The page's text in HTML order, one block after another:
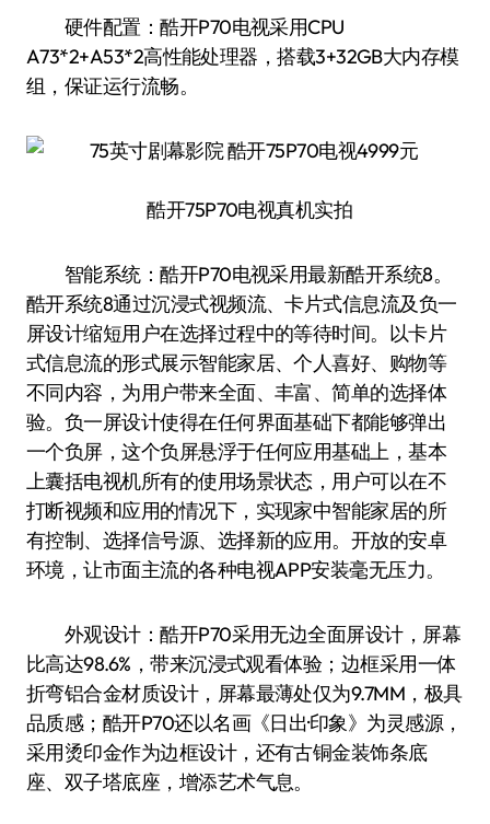
硬件配置：酷开P70电视采用CPU
A73*2+A53*2高性能处理器，搭载3+32GB大内存模
组，保证运行流畅。
酷开75P70电视真机实拍
智能系统：酷开P70电视采用最新酷开系统8。
酷开系统8通过沉浸式视频流、卡片式信息流及负一
屏设计缩短用户在选择过程中的等待时间。以卡片
式信息流的形式展示智能家居、个人喜好、购物等
不同内容，为用户带来全面、丰富、简单的选择体
验。负一屏设计使得在任何界面基础下都能够弹出
一个负屏，这个负屏悬浮于任何应用基础上，基本
上囊括电视机所有的使用场景状态，用户可以在不
打断视频和应用的情况下，实现家中智能家居的所
有控制、选择信号源、选择新的应用。开放的安卓
环境，让市面主流的各种电视APP安装毫无压力。
外观设计：酷开P70采用无边全面屏设计，屏幕
比高达98.6%，带来沉浸式观看体验；边框采用一体
折弯铝合金材质设计，屏幕最薄处仅为9.7MM，极具
品质感；酷开P70还以名画《日出·印象》为灵感源，
采用烫印金作为边框设计，还有古铜金装饰条底
座、双子塔底座，增添艺术气息。